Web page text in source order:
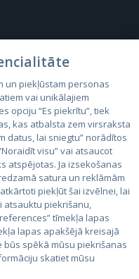
un piekļūstam personas
vai unikālajiem
opciju “Es piekrītu”, tiek
kas atbalsta zem virsraksta
datus, lai sniegtu” norādītos
visu” vai atsaucot
atspējotas. Ja izsekošanas
satura un reklāmām
piekļūt šai izvēlnei, lai
atsauktu piekrišanu,
tīmekļa lapas
lapas apakšējā kreisajā
būs spēkā mūsu piekrišanas
skatiet mūsu